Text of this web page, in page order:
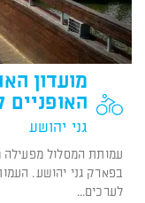
מועדון
האופניים
גני יהושע
עמותת המסלול מפעילה
בפארק גני יהושע.
לערכים...